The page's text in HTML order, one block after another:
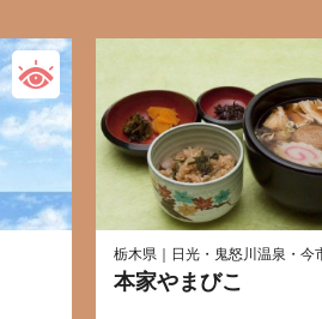
栃木県｜日光・鬼怒川温泉・今
本家やまびこ